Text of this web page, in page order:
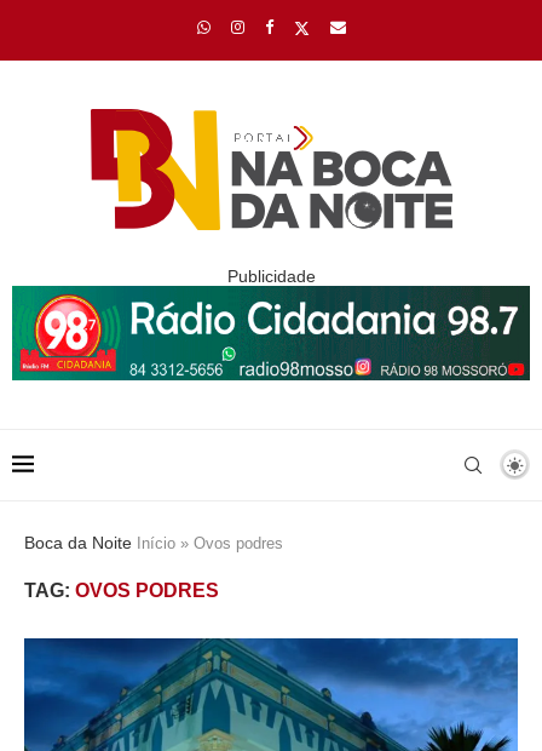
Publicidade
Boca da Noite Início » Ovos podres
TAG: OVOS PODRES